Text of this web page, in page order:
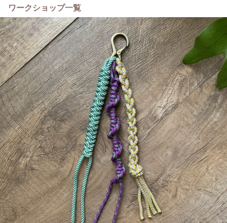
初心者の方でもわかりやすいように、少人数で開催しています！
ぜひお気軽にご参加ください。
＜場所・アクセス＞
目黒駅からバス14分（7駅）徒歩1分
学芸大学駅から徒歩15分
＜その他特記事項＞
初心者の方の参加歓迎します！
ワークショップ一覧